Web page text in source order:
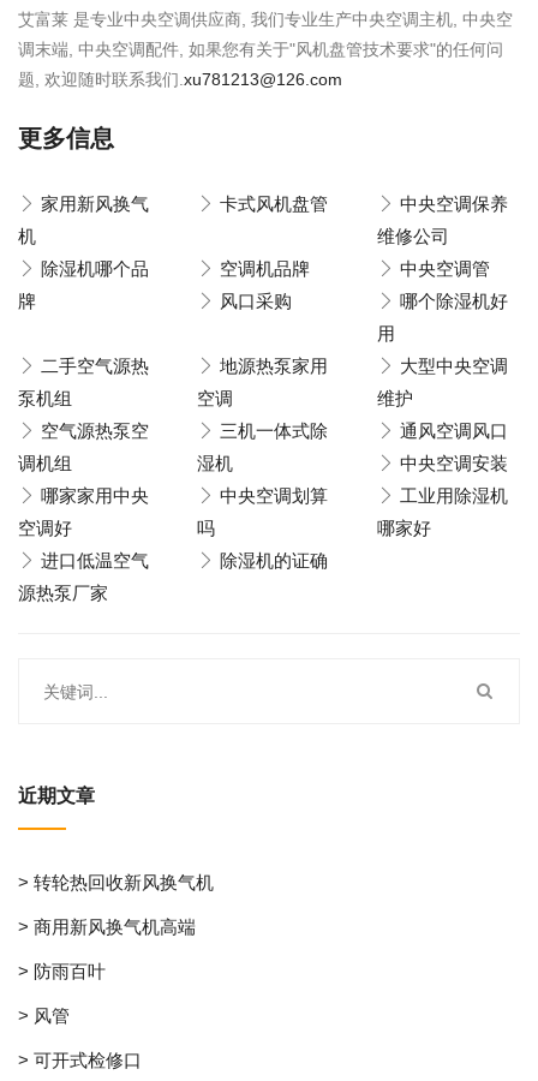
艾富莱 是专业中央空调供应商, 我们专业生产中央空调主机, 中央空
调末端, 中央空调配件, 如果您有关于"风机盘管技术要求"的任何问
题, 欢迎随时联系我们. xu781213@126.com
更多信息
家用新风换气
机
卡式风机盘管
中央空调保养
维修公司
除湿机哪个品
牌
空调机品牌
中央空调管
风口采购
哪个除湿机好
用
二手空气源热
泵机组
地源热泵家用
空调
大型中央空调
维护
空气源热泵空
调机组
三机一体式除
湿机
通风空调风口
中央空调安装
哪家家用中央
空调好
中央空调划算
吗
工业用除湿机
哪家好
进口低温空气
源热泵厂家
除湿机的证确
近期文章
> 转轮热回收新风换气机
> 商用新风换气机高端
> 防雨百叶
> 风管
> 可开式检修口